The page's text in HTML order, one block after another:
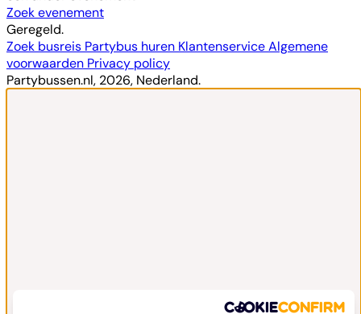
Zoek evenement
Geregeld.
Zoek busreis Partybus huren KlantenserviceAlgemene
voorwaarden Privacy policy
Partybussen.nl, 2026, Nederland.